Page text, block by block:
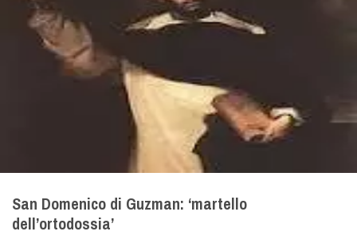
San Domenico di Guzman: ‘martello
dell’ortodossia’